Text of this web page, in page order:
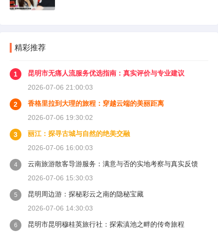
精彩推荐
1
昆明市无痛人流服务优选指南：真实评价与专业建议
2026-07-06 21:00:03
2
香格里拉到大理的旅程：穿越云端的美丽距离
2026-07-06 19:30:02
3
丽江：探寻古城与自然的绝美交融
2026-07-06 16:00:03
4
云南旅游散客导游服务：满意与否的实地考察与真实反馈
2026-07-06 15:30:03
5
昆明周边游：探秘彩云之南的隐秘宝藏
2026-07-06 14:30:03
6 昆明市昆明穆桂英旅行社：探索滇池之畔的传奇旅程